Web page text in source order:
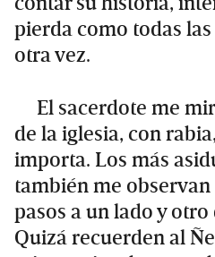
pierda como todas
otra vez.
El sacerdote me
de la iglesia, con
importa. Los más
también me
pasos a un lado y
Quizá recuerden al